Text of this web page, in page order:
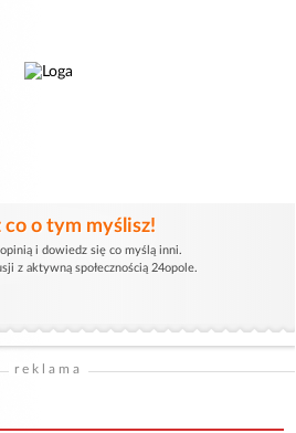
co o tym myślisz!
i dowiedz się co myślą inni.
z aktywną społecznością 24opole.
reklama